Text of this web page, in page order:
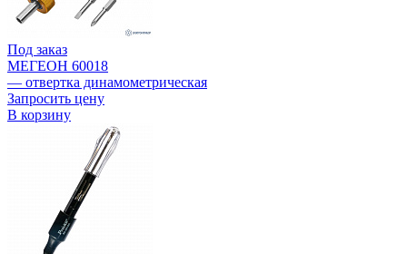
Под заказ
МЕГЕОН 60018
— отвертка динамометрическая
Запросить цену
В корзину